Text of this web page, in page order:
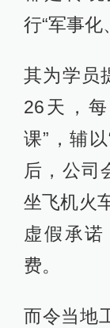
行“军事化
其为学员
26天，
课”，辅
后，公司
坐飞机火
虚假承
费。
而令当地